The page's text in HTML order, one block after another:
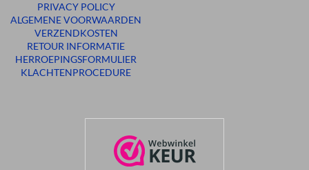
PRIVACY POLICY
ALGEMENE VOORWAARDEN
VERZENDKOSTEN
RETOUR INFORMATIE
HERROEPINGSFORMULIER
KLACHTENPROCEDURE